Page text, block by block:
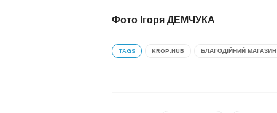
Фото Ігоря ДЕМЧУКА
TAGS KROP:HUB БЛАГОДІЙНИЙ МАГАЗИН